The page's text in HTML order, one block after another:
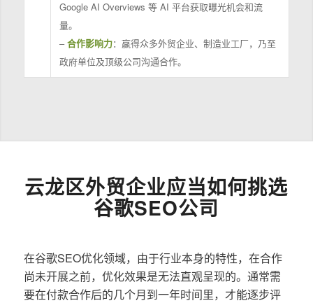
Google AI Overviews 等 AI 平台获取曝光机会和流
量。
–合作影响力：赢得众多外贸企业、制造业工厂，乃至
政府单位及顶级公司沟通合作。
云龙区外贸企业应当如何挑选
谷歌SEO公司
在谷歌SEO优化领域，由于行业本身的特性，在合作
尚未开展之前，优化效果是无法直观呈现的。通常需
要在付款合作后的几个月到一年时间里，才能逐步评